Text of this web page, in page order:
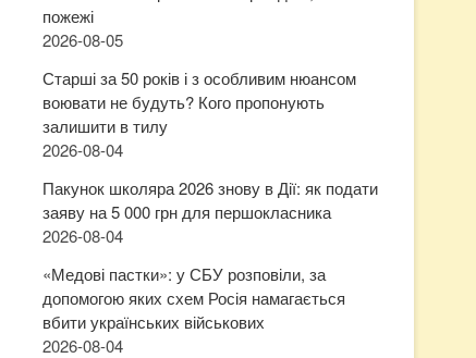
пожежі
2026-08-05
Старші за 50 років і з особливим нюансом
воювати не будуть? Кого пропонують
залишити в тилу
2026-08-04
Пакунок школяра 2026 знову в Дії: як подати
заяву на 5 000 грн для першокласника
2026-08-04
«Медові пастки»: у СБУ розповіли, за
допомогою яких схем Росія намагається
вбити українських військових
2026-08-04